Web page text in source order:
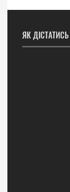
ЯК ДІСТАТИСЬ